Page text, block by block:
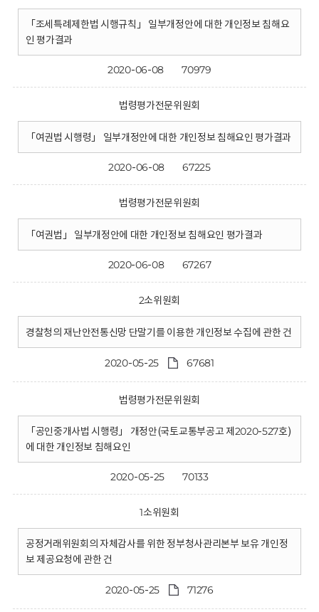
「조세특례제한법 시행규칙」 일부개정안에 대한 개인정보 침해요
인 평가결과
2020-06-08 70979
법령평가전문위원회
「여권법 시행령」 일부개정안에 대한 개인정보 침해요인 평가결과
2020-06-08 67225
법령평가전문위원회
「여권법」 일부개정안에 대한 개인정보 침해요인 평가결과
2020-06-08 67267
2소위원회
경찰청의 재난안전통신망 단말기를 이용한 개인정보 수집에 관한 건
2020-05-25 67681
법령평가전문위원회
「공인중개사법 시행령」 개정안(국토교통부공고 제2020-527호)
에 대한 개인정보 침해요인
2020-05-25 70133
1소위원회
공정거래위원회의 자체감사를 위한 정부청사관리본부 보유 개인정
보 제공요청에 관한 건
2020-05-25 71276